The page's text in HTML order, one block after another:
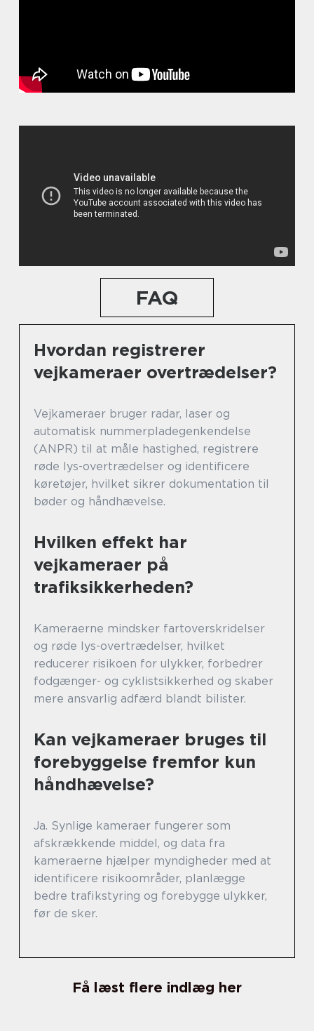
FAQ
Hvordan registrerer
vejkameraer overtrædelser?
Vejkameraer bruger radar, laser og
automatisk nummerpladegenkendelse
(ANPR) til at måle hastighed, registrere
røde lys-overtrædelser og identificere
køretøjer, hvilket sikrer dokumentation til
bøder og håndhævelse.
Hvilken effekt har
vejkameraer på
trafiksikkerheden?
Kameraerne mindsker fartoverskridelser
og røde lys-overtrædelser, hvilket
reducerer risikoen for ulykker, forbedrer
fodgænger- og cyklistsikkerhed og skaber
mere ansvarlig adfærd blandt bilister.
Kan vejkameraer bruges til
forebyggelse fremfor kun
håndhævelse?
Ja. Synlige kameraer fungerer som
afskrækkende middel, og data fra
kameraerne hjælper myndigheder med at
identificere risikoområder, planlægge
bedre trafikstyring og forebygge ulykker,
før de sker.
Få læst flere indlæg her